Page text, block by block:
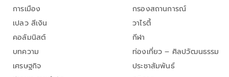
การเมือง
เปลว สีเงิน
คอลัมนิสต์
บทความ
เศรษฐกิจ
กรองสถานการณ์
วาไรตี้
กีฬา
ท่องเที่ยว – ศิลปวัฒนธรรม
ประชาสัมพันธ์